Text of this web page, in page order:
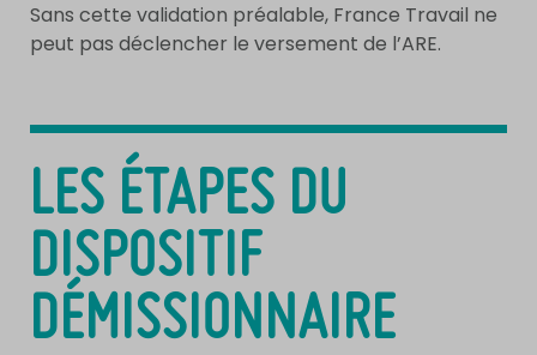
Sans cette validation préalable, France Travail ne
peut pas déclencher le versement de l’ARE.
LES ÉTAPES DU
DISPOSITIF
DÉMISSIONNAIRE